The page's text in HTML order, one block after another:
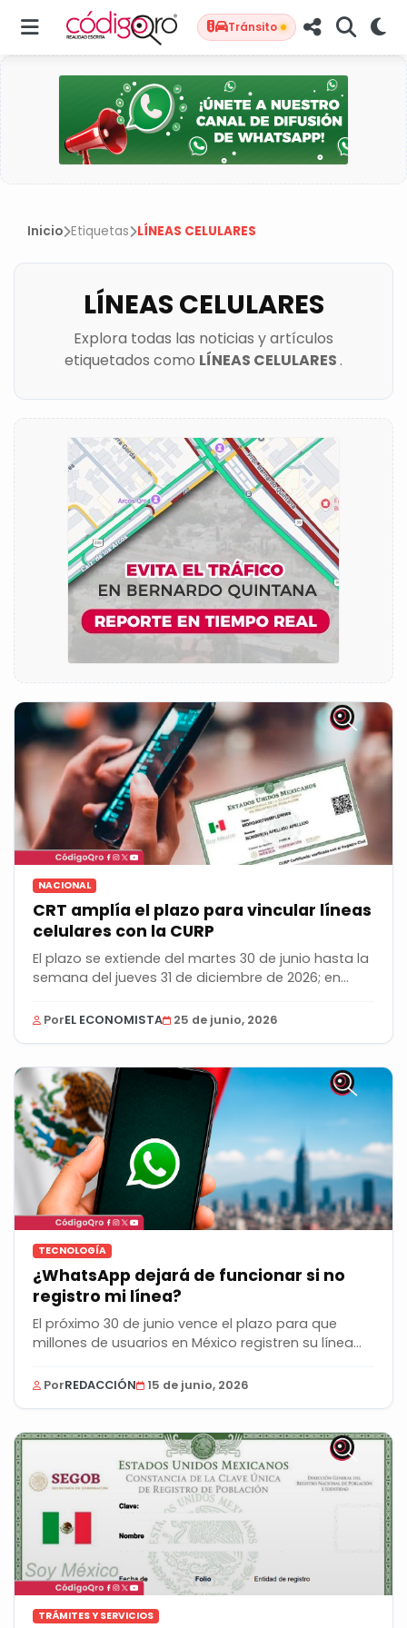
Tránsito
Inicio Etiquetas LÍNEAS CELULARES
LÍNEAS CELULARES
Explora todas las noticias y artículos
etiquetados como LÍNEAS CELULARES.
NACIONAL
CRT amplía el plazo para vincular líneas
celulares con la CURP
El plazo se extiende del martes 30 de junio hasta la
semana del jueves 31 de diciembre de 2026; en...
PorEL ECONOMISTA 25 de junio, 2026
TECNOLOGÍA
¿WhatsApp dejará de funcionar si no
registro mi línea?
El próximo 30 de junio vence el plazo para que
millones de usuarios en México registren su línea...
PorREDACCIÓN 15 de junio, 2026
TRÁMITES Y SERVICIOS